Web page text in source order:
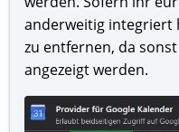
anderweitig integriert
zu entfernen, da
angezeigt werden.